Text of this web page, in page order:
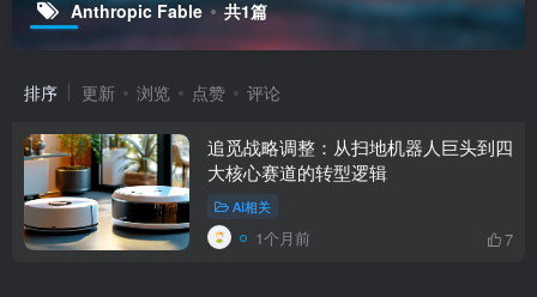
Anthropic Fable 共1篇
排序 更新 浏览 点赞 评论
追觅战略调整：从扫地机器人巨头到四
大核心赛道的转型逻辑
AI相关
1个月前 7